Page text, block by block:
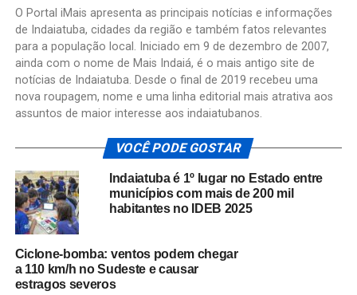
O Portal iMais apresenta as principais notícias e informações
de Indaiatuba, cidades da região e também fatos relevantes
para a população local. Iniciado em 9 de dezembro de 2007,
ainda com o nome de Mais Indaiá, é o mais antigo site de
notícias de Indaiatuba. Desde o final de 2019 recebeu uma
nova roupagem, nome e uma linha editorial mais atrativa aos
assuntos de maior interesse aos indaiatubanos.
VOCÊ PODE GOSTAR
Indaiatuba é 1º lugar no Estado entre
municípios com mais de 200 mil
habitantes no IDEB 2025
Ciclone-bomba: ventos podem chegar
a 110 km/h no Sudeste e causar
estragos severos